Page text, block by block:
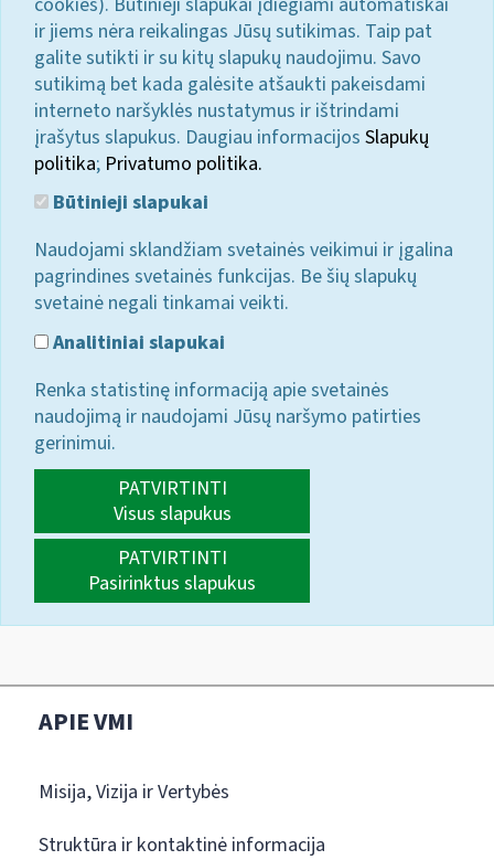
ir jiems nėra reikalingas Jūsų sutikimas. Taip pat
galite sutikti ir su kitų slapukų naudojimu. Savo
sutikimą bet kada galėsite atšaukti pakeisdami
interneto naršyklės nustatymus ir ištrindami
įrašytus slapukus. Daugiau informacijos Slapukų
politika; Privatumo politika.
Būtinieji slapukai
Naudojami sklandžiam svetainės veikimui ir įgalina
pagrindines svetainės funkcijas. Be šių slapukų
svetainė negali tinkamai veikti.
Analitiniai slapukai
Renka statistinę informaciją apie svetainės
naudojimą ir naudojami Jūsų naršymo patirties
gerinimui.
PATVIRTINTI
Visus slapukus
PATVIRTINTI
Pasirinktus slapukus
APIE VMI
Misija, Vizija ir Vertybės
Struktūra ir kontaktinė informacija